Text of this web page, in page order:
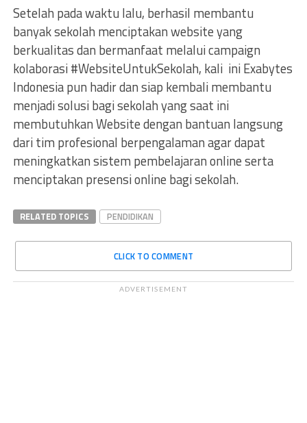
Setelah pada waktu lalu, berhasil membantu
banyak sekolah menciptakan website yang
berkualitas dan bermanfaat melalui campaign
kolaborasi #WebsiteUntukSekolah, kali ini Exabytes
Indonesia pun hadir dan siap kembali membantu
menjadi solusi bagi sekolah yang saat ini
membutuhkan Website dengan bantuan langsung
dari tim profesional berpengalaman agar dapat
meningkatkan sistem pembelajaran online serta
menciptakan presensi online bagi sekolah.
RELATED TOPICS PENDIDIKAN
CLICK TO COMMENT
ADVERTISEMENT